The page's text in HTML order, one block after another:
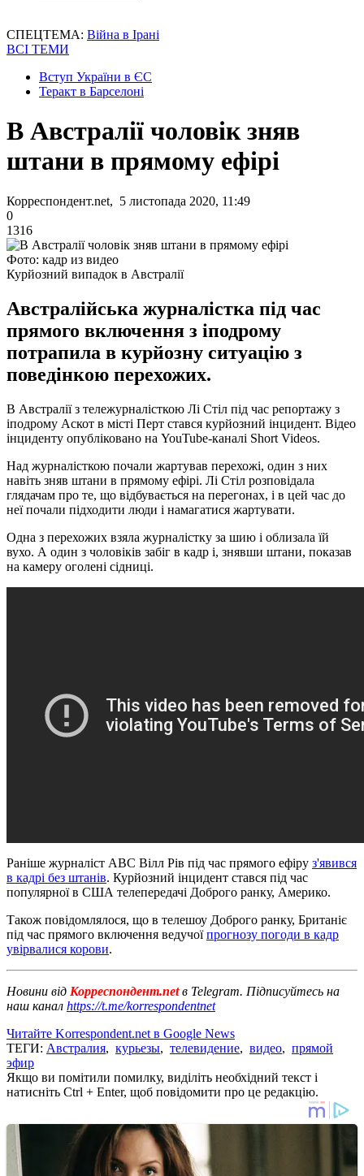
СПЕЦТЕМА: Війна в Ірані
ВСІ ТЕМИ
Вступ України в ЄС
Теракт в Барселоні
В Австралії чоловік зняв
штани в прямому ефірі
Корреспондент.net, 5 листопада 2020, 11:49
0
1316
Фото: кадр из видео
Курйозний випадок в Австралії
Австралійська журналістка під час
прямого включення з іподрому
потрапила в курйозну ситуацію з
поведінкою перехожих.
В Австралії з тележурналісткою Лі Стіл під час репортажу з
іподрому Аскот в місті Перт стався курйозний інцидент. Відео
інциденту опубліковано на YouTube-каналі Short Videos.
Над журналісткою почали жартував перехожі, один з них
навіть зняв штани в прямому ефірі. Лі Стіл розповідала
глядачам про те, що відбувається на перегонах, і в цей час до
неї почали підходити люди і намагатися жартувати.
Одна з перехожих взяла журналістку за шию і облизала їй
вухо. А один з чоловіків забіг в кадр і, знявши штани, показав
на камеру оголені сідниці.
Раніше журналіст ABC Вілл Рів під час прямого ефіру з'явився
в кадрі без штанів. Курйозний інцидент стався під час
популярної в США телепередачі Доброго ранку, Америко.
Також повідомлялося, що в телешоу Доброго ранку, Британіє
під час прямого включення ведучоїпрогнозу погоди в кадр
увірвалися корови.
Новини від Корреспондент.netв Telegram. Підписуйтесь на
наш канал https://t.me/korrespondentnet
Читайте Korrespondent.net в Google News
ТЕГИ: Австралия, курьезы, телевидение, видео, прямой
эфир
Якщо ви помітили помилку, виділіть необхідний текст і
натисніть Ctrl + Enter, щоб повідомити про це редакцію.